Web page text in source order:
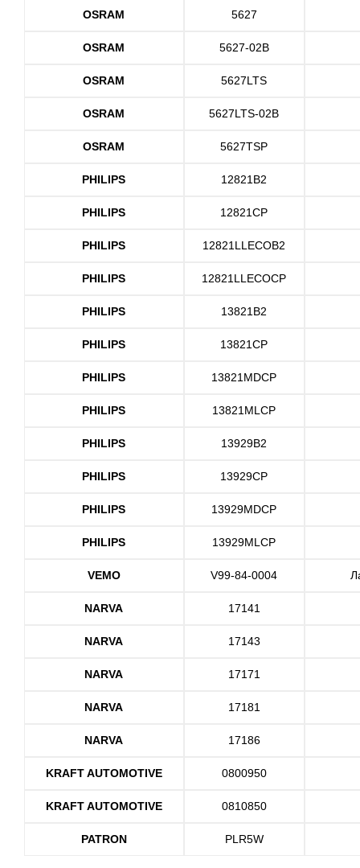
OSRAM 5627
OSRAM 5627-02B
OSRAM 5627LTS
OSRAM 5627LTS-02B
OSRAM 5627TSP
PHILIPS 12821B2
PHILIPS 12821CP
PHILIPS 12821LLECOB2
PHILIPS 12821LLECOCP
PHILIPS 13821B2
PHILIPS 13821CP
PHILIPS 13821MDCP
PHILIPS 13821MLCP
PHILIPS 13929B2
PHILIPS 13929CP
PHILIPS 13929MDCP
PHILIPS 13929MLCP
VEMO V99-84-0004
NARVA 17141
NARVA 17143
NARVA 17171
NARVA 17181
NARVA 17186
KRAFT AUTOMOTIVE 0800950
KRAFT AUTOMOTIVE 0810850
PATRON PLR5W